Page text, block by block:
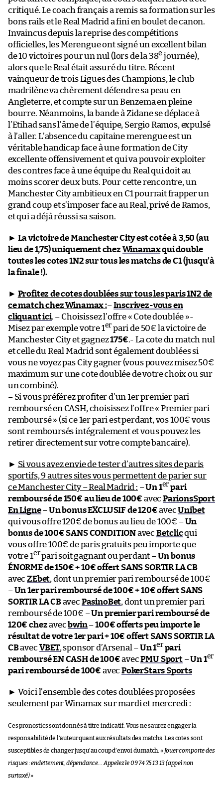
critiqué. Le coach français a remis sa formation sur les
bons rails et le Real Madrid a fini en boulet de canon.
Invaincus depuis la reprise des compétitions
officielles, les Merengue ont signé un excellent bilan
de 10 victoires pour un nul (lors de la 38e journée),
alors que le Real était assuré du titre. Récent
vainqueur de trois Ligues des Champions, le club
madrilène va chèrement défendre sa peau en
Angleterre, et compte sur un Benzema en pleine
bourre. Néanmoins, la bande à Zidane se déplace à
l’Etihad sans l’âme de l’équipe, Sergio Ramos, expulsé
à l’aller. L’absence du capitaine merengue est un
véritable handicap face à une formation de City
excellente offensivement et qui va pouvoir exploiter
des contres face à une équipe du Real qui doit au
moins scorer deux buts. Pour cette rencontre, un
Manchester City ambitieux en C1 pourrait frapper un
grand coup et s’imposer face au Real, privé de Ramos,
et qui a déjà réussi sa saison.
► La victoire de Manchester City est cotée à 3,50 (au
lieu de 1,75) uniquement chez Winamaxqui double
toutes les cotes 1N2 sur tous les matchs de C1 (jusqu’à
la finale !).
► Profitez de cotes doublées sur tous les paris 1N2 de
ce match chez Winamax :–Inscrivez-vous en
cliquant ici. – Choisissez l’offre « Cote doublée »-
Misez par exemple votre 1er pari de 50€ la victoire de
Manchester City et gagnez175€.- La cote du match nul
et celle du Real Madrid sont également doublées si
vous ne voyez pas City gagner (vous pouvez misez 50€
maximum sur une cote doublée de votre choix ou sur
un combiné).
– Si vous préférez profiter d’un 1er premier pari
remboursé en CASH, choisissez l’offre « Premier pari
remboursé » (si ce 1er pari est perdant, vos 100€ vous
sont remboursés intégralement et vous pouvez les
retirer directement sur votre compte bancaire).
► Si vous avez envie de tester d’autres sites de paris
sportifs, 9 autres sites vous permettent de parier sur
ce Manchester City – Real Madrid : –Un 1er pari
remboursé de 150€ au lieu de 100€ avec ParionsSport
En Ligne–Un bonus EXCLUSIF de 120€avecUnibet
qui vous offre 120€ de bonus au lieu de 100€ –Un
bonus de 100€ SANS CONDITIONavec Betclicqui
vous offre 100€ de paris gratuits peu importe que
votre 1erpari soit gagnant ou perdant –Un bonus
ÉNORME de 150€ + 10€ offert SANS SORTIR LA CB
avecZEbet, dont un premier pari remboursé de 100€
–Un 1er pari remboursé de 100€ + 10€ offert SANS
SORTIR LA CBavec PasinoBet, dont un premier pari
remboursé de 100€ –Un premier pari remboursé de
120€ chezavecbwin–100€ offerts peu importe le
résultat de votre 1er pari + 10€ offert SANS SORTIR LA
CBavec VBET, sponsor d’Arsenal –Un 1er pari
remboursé EN CASH de 100€avecPMU Sport–Un 1er
pari remboursé de 100€ avec PokerStars Sports
► Voici l’ensemble des cotes doublées proposées
seulement par Winamax sur mardi et mercredi :
Ces pronostics sont donnés à titre indicatif. Vous ne saurez engager la
responsabilité de l’auteur quant aux résultats des matchs. Les cotes sont
susceptibles de changer jusqu’au coup d’envoi du match. « Jouer comporte des
risques : endettement, dépendance… Appelez le 09 74 75 13 13 (appel non
surtaxé)»